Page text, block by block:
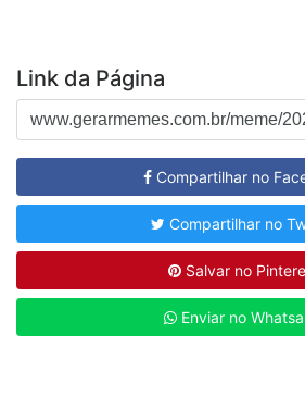
Link da Página
Compartilhar no
Compartilhar no
Salvar no
Enviar no